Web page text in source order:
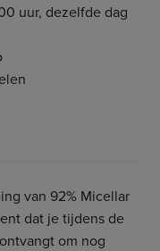
uur, dezelfde dag
van 92% Micellar
dat je tijdens de
om nog